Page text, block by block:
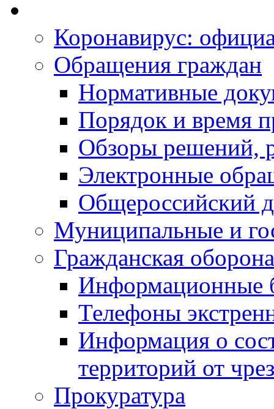
Коронавирус:
Обращения граждан
Нормативные
Порядок и время
Обзоры решений,
Электронные
Общероссийский
Муниципальные и
Гражданская
Информационные
Телефоны
Информация о
территорий от
Прокуратура